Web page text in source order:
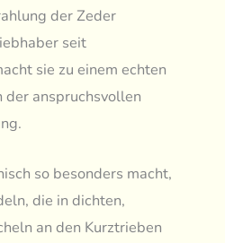
der Zeder
seit
sie zu einem echten
anspruchsvollen
so besonders macht,
die in dichten,
an den Kurztrieben